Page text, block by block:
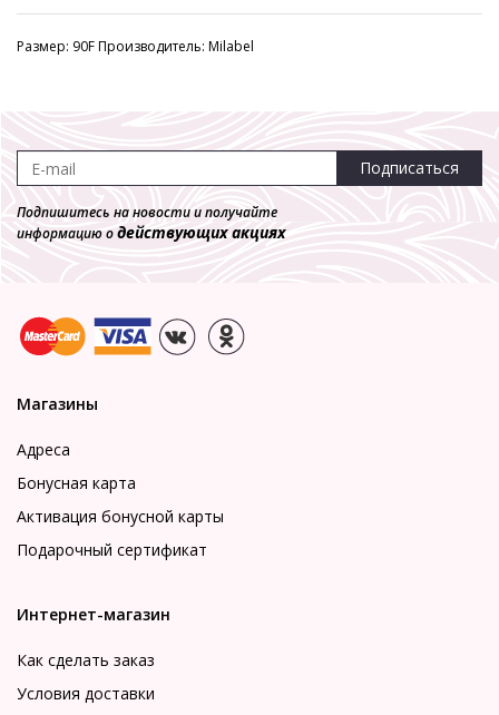
Размер: 90F Производитель: Milabel
Подписаться
Подпишитесь на новости и получайте
информацию одействующих акциях
Магазины
Адреса
Бонусная карта
Активация бонусной карты
Подарочный сертификат
Интернет-магазин
Как сделать заказ
Условия доставки